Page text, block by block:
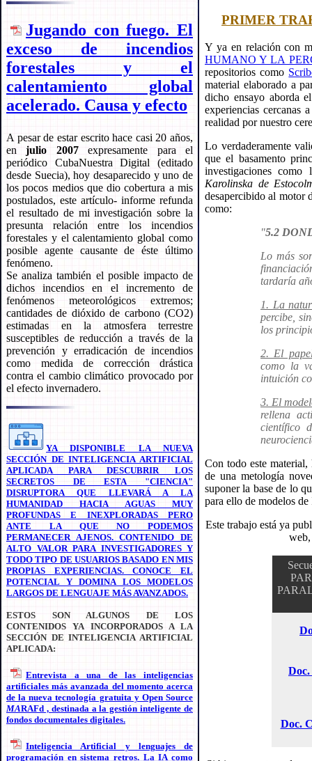
Jugando con fuego. El
exceso de incendios
forestales y el
calentamiento global
acelerado. Causa y efecto
A pesar de estar escrito hace casi 20 años,
enjulio 2007expresamente para el
periódico CubaNuestra Digital (editado
desde Suecia), hoy desaparecido y uno de
los pocos medios que dio cobertura a mis
postulados, este artículo- informe refunda
el resultado de mi investigación sobre la
presunta relación entre los incendios
forestales y el calentamiento global como
posible agente causante de éste último
fenómeno.
Se analiza también el posible impacto de
dichos incendios en el incremento de
fenómenos meteorológicos extremos;
cantidades de dióxido de carbono (CO2)
estimadas en la atmosfera terrestre
susceptibles de reducción a través de la
prevención y erradicación de incendios
como medida de corrección drástica
contra el cambio climático provocado por
el efecto invernadero.
YA DISPONIBLE LA NUEVA
SECCIÓN DE INTELIGENCIA ARTIFICIAL
APLICADA PARA DESCUBRIR LOS
SECRETOS DE ESTA "CIENCIA"
DISRUPTORA QUE LLEVARÁ A LA
HUMANIDAD HACIA AGUAS MUY
PROFUNDAS E INEXPLORADAS PERO
ANTE LA QUE NO PODEMOS
PERMANECER AJENOS. CONTENIDO DE
ALTO VALOR PARA INVESTIGADORES Y
TODO TIPO DE USUARIOS BASADO EN MIS
PROPIAS EXPERIENCIAS. CONOCE EL
POTENCIAL Y DOMINA LOS MODELOS
LARGOS DE LENGUAJE MÁS AVANZADOS.
ESTOS SON ALGUNOS DE LOS
CONTENIDOS YA INCORPORADOS A LA
SECCIÓN DE INTELIGENCIA ARTIFICIAL
APLICADA:
Entrevista a una de las inteligencias
artificiales más avanzada del momento acerca
de la nueva tecnología gratuita y Open Source
MARAFd , destinada a la gestión inteligente de
fondos documentales digitales.
Inteligencia Artificial y lenguajes de
programación en sistema retros. La IA como
PRIMER
Y ya en relación con
HUMANO Y LA
repositorios como
material elaborado a
dicho ensayo aborda
experiencias cercanas
realidad por nuestro
Lo verdaderamente
que el basamento
investigaciones
Karolinska de
desapercibido al motor
como:
"5.2
Lo más
tardaría
1. La
percibe,
los
2. El
como la
intuición
3. El
rellena
científico
Con todo este material,
de una metología
suponer la base de lo
para ello de modelos
Este trabajo está ya
Doc.